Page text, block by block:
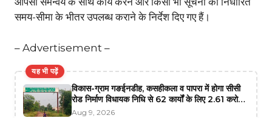
समय-सीमा के भीतर उपलब्ध कराने के निर्देश दिए गए हैं।
– Advertisement –
यह भी पढ़ें
विकास-ग्राम गङईनडीह, कसहीकला व पापरा में होगा सीसी
रोड निर्माण विधायक निधि से 62 कार्यों के लिए 2.61 करोड़
स्वीकृत
Aug 9, 2026